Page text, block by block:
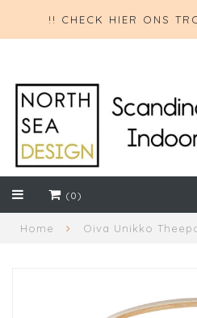
!! CHECK HIER ONS
(0)
Home Oiva Unikko